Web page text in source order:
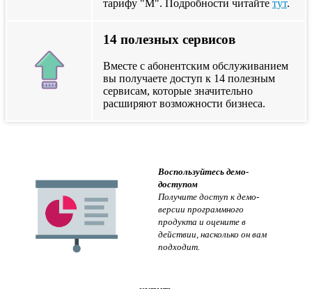
тарифу "М". Подробности читайте тут.
14 полезных сервисов
Вместе с абонентским обслуживанием
вы получаете доступ к 14 полезным
сервисам, которые значительно
расширяют возможности бизнеса.
Воспользуйтесь демо-
доступом
Получите доступ к демо-
версии программного
продукта и оцените в
действии, насколько он вам
подходит.